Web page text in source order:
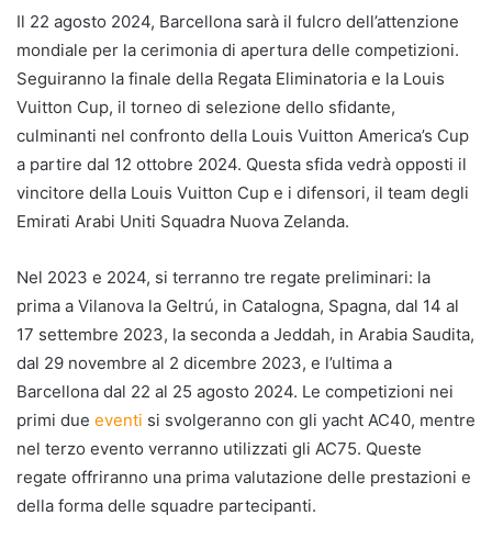
Il 22 agosto 2024, Barcellona sarà il fulcro dell’attenzione
mondiale per la cerimonia di apertura delle competizioni.
Seguiranno la finale della Regata Eliminatoria e la Louis
Vuitton Cup, il torneo di selezione dello sfidante,
culminanti nel confronto della Louis Vuitton America’s Cup
a partire dal 12 ottobre 2024. Questa sfida vedrà opposti il
vincitore della Louis Vuitton Cup e i difensori, il team degli
Emirati Arabi Uniti Squadra Nuova Zelanda.
Nel 2023 e 2024, si terranno tre regate preliminari: la
prima a Vilanova la Geltrú, in Catalogna, Spagna, dal 14 al
17 settembre 2023, la seconda a Jeddah, in Arabia Saudita,
dal 29 novembre al 2 dicembre 2023, e l’ultima a
Barcellona dal 22 al 25 agosto 2024. Le competizioni nei
primi due eventi si svolgeranno con gli yacht AC40, mentre
nel terzo evento verranno utilizzati gli AC75. Queste
regate offriranno una prima valutazione delle prestazioni e
della forma delle squadre partecipanti.